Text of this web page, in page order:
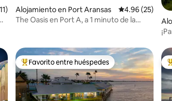
promedio: 5 de 5, 11 reseñas
Alojamiento en Port Aransas Calificación
4.96 (25)
The Oasis en Port A, a 1 minuto de la
Favorito entre huéspedes preferido
Favorito entre huéspedes